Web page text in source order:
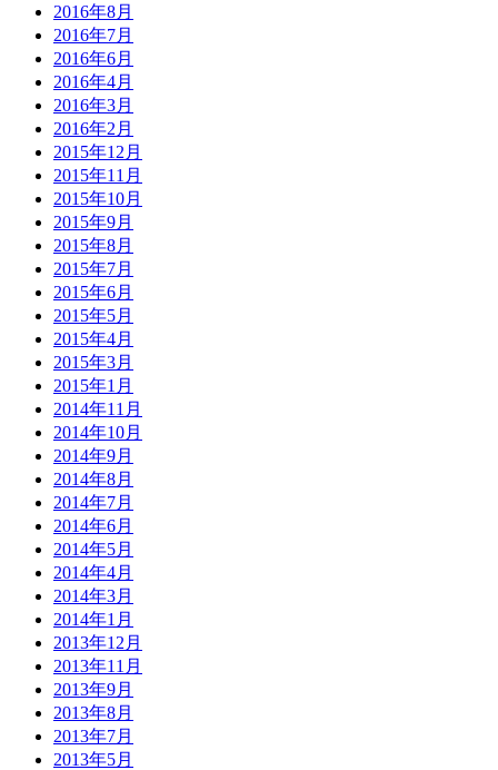
2016年8月
2016年7月
2016年6月
2016年4月
2016年3月
2016年2月
2015年12月
2015年11月
2015年10月
2015年9月
2015年8月
2015年7月
2015年6月
2015年5月
2015年4月
2015年3月
2015年1月
2014年11月
2014年10月
2014年9月
2014年8月
2014年7月
2014年6月
2014年5月
2014年4月
2014年3月
2014年1月
2013年12月
2013年11月
2013年9月
2013年8月
2013年7月
2013年5月